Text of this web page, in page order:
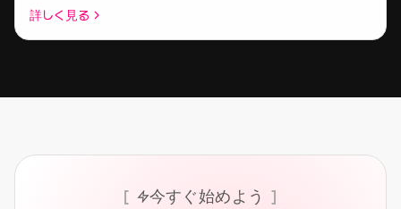
詳しく見る
今すぐ始めよう